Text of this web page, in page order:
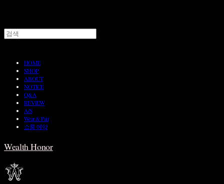
HOME
SHOP
ABOUT
NOTICE
Q&A
REVIEW
A/S
Wear & Pair
쇼룸 예약
Wealth Honor